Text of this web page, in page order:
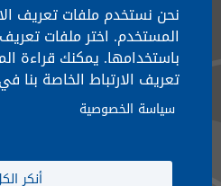
لأي إستفسار الإتصال على: ٠١/٧٧٢٠٠٠
نحن نستخدم ملفات تعريف
المستخدم. اختر ملفات تعريف
باستخدامها. يمكنك قراءة
تعريف الارتباط الخاصة بنا
سياسة الخصوصية
أنكر الكل